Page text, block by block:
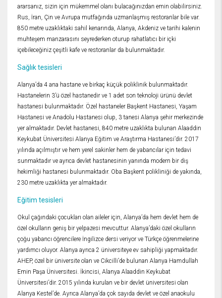
ararsanız, sizin için mükemmel olanı bulacağınızdan emin olabilirsiniz.
Rus, İran, Çin ve Avrupa mutfağında uzmanlaşmış restoranlar bile var.
850 metre uzaklıktaki sahil kenarında, Alanya, Akdeniz ve tarihi kalenin
muhteşem manzarasını seyrederken oturup rahatlatıcı bir içki
içebileceğiniz çeşitli kafe ve restoranlar da bulunmaktadır.
Sağlık tesisleri
Alanya’da 4 ana hastane ve birkaç küçük poliklinik bulunmaktadır.
Hastanelerin 3’ü özel hastanedir ve 1 adet son teknoloji ürünü devlet
hastanesi bulunmaktadır. Özel hastaneler Başkent Hastanesi, Yaşam
Hastanesi ve Anadolu Hastanesi olup, 3 tanesi Alanya şehir merkezinde
yer almaktadır. Devlet hastanesi, 840 metre uzaklıkta bulunan Alaaddin
Keykubat Üniversitesi Alanya Eğitim ve Araştırma Hastanesi’dir. 2017
yılında açılmıştır ve hem yerel sakinler hem de yabancılar için tedavi
sunmaktadır ve ayrıca devlet hastanesinin yanında modern bir diş
hekimliği hastanesi bulunmaktadır. Oba Başkent polikliniği de yakında,
230 metre uzaklıkta yer almaktadır.
Eğitim tesisleri
Okul çağındaki çocukları olan aileler için, Alanya’da hem devlet hem de
özel okulların geniş bir yelpazesi mevcuttur. Alanya’daki özel okulların
çoğu yabancı öğrencilere İngilizce dersi veriyor ve Türkçe öğrenmelerine
yardımcı oluyor. Alanya ayrıca 2 üniversiteye ev sahipliği yapmaktadır.
AHEP, özel bir üniversite olan ve Cikcilli’de bulunan Alanya Hamdullah
Emin Paşa Üniversitesi. İkincisi, Alanya Alaaddin Keykubat
Üniversitesi’dir. 2015 yılında kurulan ve bir devlet üniversitesi olan
Alanya Kestel’de. Ayrıca Alanya’da çok sayıda devlet ve özel anaokulu